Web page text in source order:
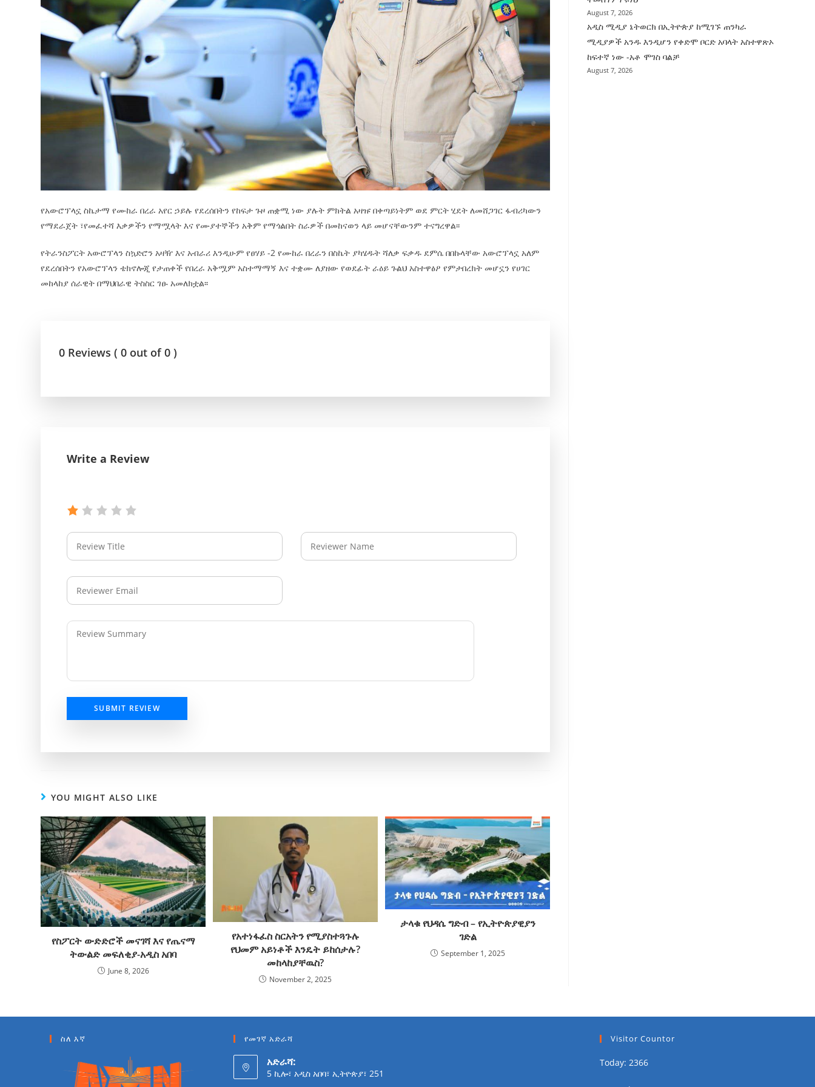
የአውሮፕላኗ ስኬታማ የሙከራ በረራ አየር ኃይሉ የደረሰበትን የከፍታ ጉዞ ጠቋሚ ነው ያሉት ምክትል አዛዡ በቀጣይነትም ወደ ምርት ሂደት ለመሸጋገር ፋብሪካውን
የማደራጀት ፣የመፈተሻ እቃዎችን የማሟላት እና የሙያተኞችን አቅም የማጎልበት ስራዎች በመከናወን ላይ መሆናቸውንም ተናግረዋል፡፡
የትራንስፖርት አውሮፕላን ስኳድሮን አዛዥ እና አብራሪ እንዲሁም የፀሃይ -2 የሙከራ በረራን በስኬት ያካሄዱት ሻለቃ ፍቃዱ ደምሴ በበኩላቸው አውሮፕላኗ አለም
የደረሰበትን የአውሮፕላን ቴክኖሎጂ የታጠቀች የበረራ አቅሟም አስተማማኝ እና ተቋሙ ለያዘው የወደፊት ራዕይ ጉልህ አስተዋፅዖ የምታበረክት መሆኗን የሀገር
መከላከያ ሰራዊት በማህበራዊ ትስስር ገፁ አመለክቷል፡፡
0 Reviews ( 0 out of 0 )
Write a Review
SUBMIT REVIEW
YOU MIGHT ALSO LIKE
የስፖርት ውድድሮች መናገሻ እና የጤናማ
ትውልድ መፍለቂያ-አዲስ አበባ
June 8, 2026
የአተነፋፈስ ስርአትን የሚያስተጓጉሉ
የህመም አይነቶች እንዴት ይከሰታሉ?
መከላከያቸዉስ?
November 2, 2025
ታላቁ የህዳሴ ግድብ – የኢትዮጵያዊያን
ገድል
September 1, 2025
August 7, 2026
አዲስ ሚዲያ ኔትወርክ በኢትዮጵያ ከሚገኙ ጠንካራ
ሚዲያዎች አንዱ እንዲሆን የቀድሞ ቦርድ አባላት አስተዋጽኦ
ከፍተኛ ነው -አቶ ሞገስ ባልቻ
August 7, 2026
ስለ እኛ የመገኛ አድራሻ
አድራሻ:
5 ኪሎ፣ አዲስ አበባ፣ ኢትዮጵያ፣ 251
Visitor Countor
Today: 2366